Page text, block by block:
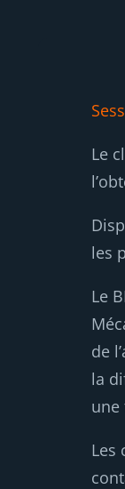
Le
les
Le
de
la
une
Les